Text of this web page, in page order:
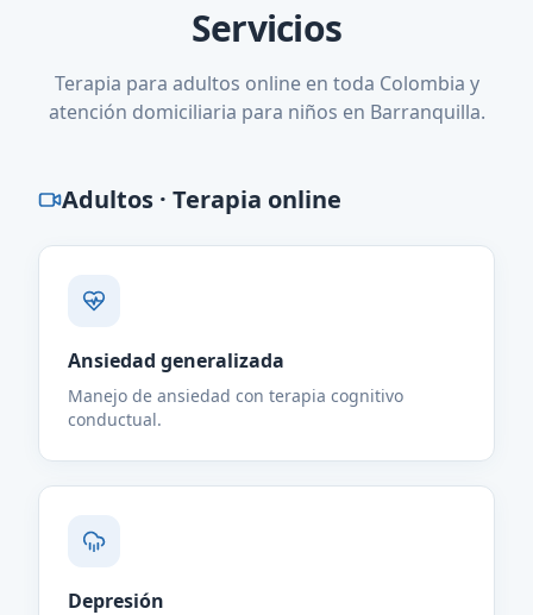
Servicios
Terapia para adultos online en toda Colombia y
atención domiciliaria para niños en Barranquilla.
Adultos · Terapia online
Ansiedad generalizada
Manejo de ansiedad con terapia cognitivo
conductual.
Depresión